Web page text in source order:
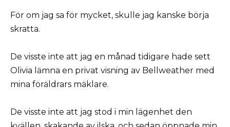
För om jag sa för mycket, skulle jag kanske börja
skratta.
De visste inte att jag en månad tidigare hade sett
Olivia lämna en privat visning av Bellweather med
mina föräldrars mäklare.
De visste inte att jag stod i min lägenhet den